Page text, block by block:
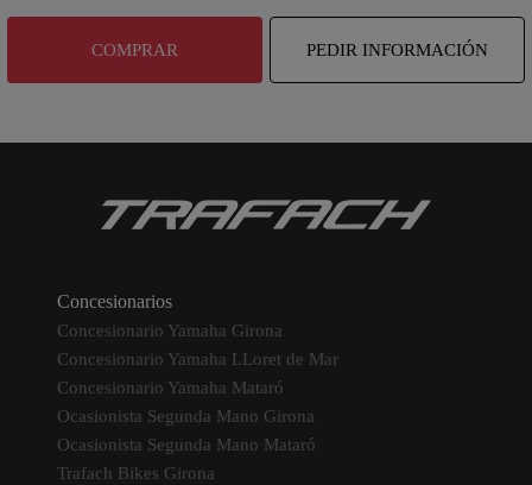
COMPRAR PEDIR INFORMACIÓN
Concesionarios
Concesionario Yamaha Girona
Concesionario Yamaha LLoret de Mar
Concesionario Yamaha Mataró
Ocasionista Segunda Mano Girona
Ocasionista Segunda Mano Mataró
Trafach Bikes Girona